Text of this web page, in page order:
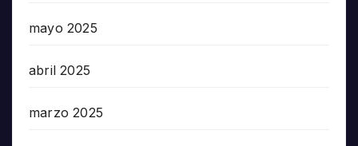
mayo 2025
abril 2025
marzo 2025